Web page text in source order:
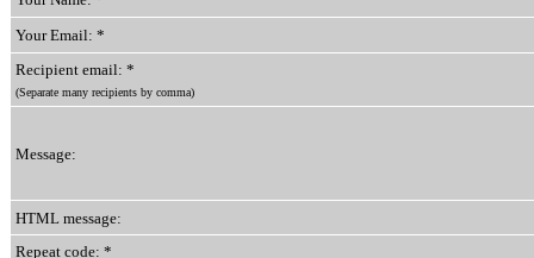
Your Email: *
Recipient email: *
(Separate many recipients by comma)
Message:
HTML message:
Repeat code: *